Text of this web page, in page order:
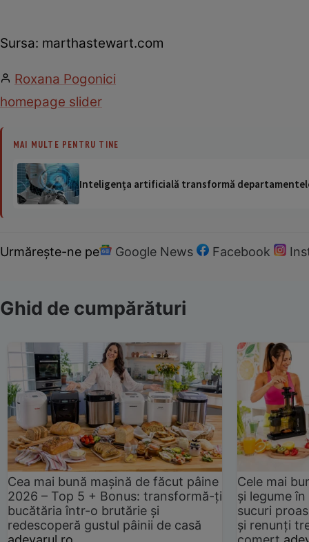
Sursa: marthastewart.com
Roxana Pogonici
homepage slider
MAI MULTE PENTRU TINE
Inteligența artificială transformă
Urmărește-ne pe Google News Facebook
Ghid de cumpărături
Cea mai bună mașină de făcut pâine
2026 – Top 5 + Bonus: transformă-ți
bucătăria într-o brutărie și
redescoperă gustul pâinii de casă
Cele mai
și legume
sucuri
și renunți